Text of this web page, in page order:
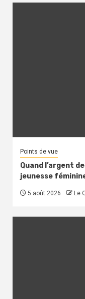
Points de vue
Quand l’argent
jeunesse
5 août 2026 Le